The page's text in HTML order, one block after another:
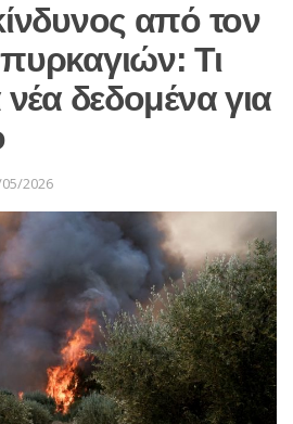
από τον
Τι
νέα δεδομένα για
2026